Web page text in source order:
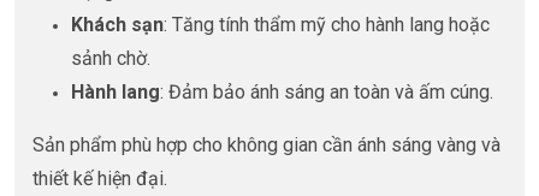
Khách sạn: Tăng tính thẩm mỹ cho hành lang hoặc
sảnh chờ.
Hành lang: Đảm bảo ánh sáng an toàn và ấm cúng.
Sản phẩm phù hợp cho không gian cần ánh sáng vàng và
thiết kế hiện đại.